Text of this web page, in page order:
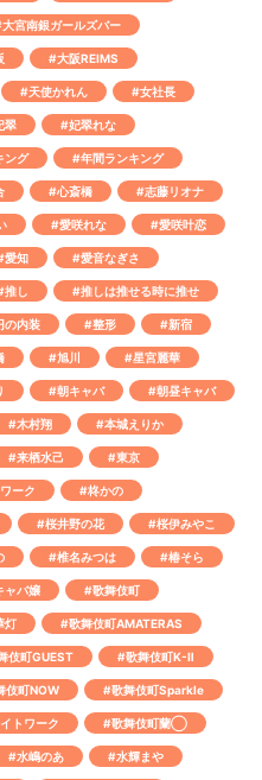
宮南銀ガールズバー
#大阪REIMS
#天使かれん #女社長
翠 #妃翠れな
ング #年間ランキング
#心斎橋 #志藤リオナ
#愛咲れな #愛咲叶恋
愛知 #愛音なぎさ
推し #推しは推せる時に推せ
の内装 #整形 #新宿
#旭川 #星宮麗華
#朝キャバ #朝昼キャバ
#木村翔 #本城えりか
#来栖水己 #東京
ーク #柊かの
#桜井野の花 #桜伊みやこ
#椎名みつは #椿そら
ャバ嬢 #歌舞伎町
灯 #歌舞伎町AMATERAS
伎町GUEST #歌舞伎町K-Ⅱ
伎町NOW #歌舞伎町Sparkle
トワーク #歌舞伎町蘭◯
#水嶋のあ #水輝まや